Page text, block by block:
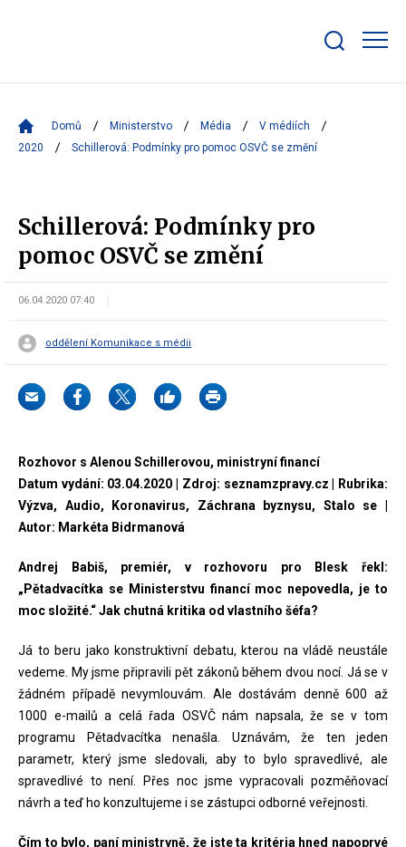
bar
Domů Ministerstvo Média
V médiích
2020
Schillerová: Podmínky pro pomoc OSVČ se změní
Schillerová: Podmínky pro
pomoc OSVČ se změní
06.04.2020 07:40
oddělení Komunikace s médii
Rozhovor s Alenou Schillerovou, ministryní financí
Datum vydání: 03.04.2020 | Zdroj: seznamzpravy.cz | Rubrika:
Výzva, Audio, Koronavirus, Záchrana byznysu, Stalo se |
Autor: Markéta Bidrmanová
Andrej Babiš, premiér, v rozhovoru pro Blesk řekl:
„Pětadvacítka se Ministerstvu financí moc nepovedla, je to
moc složité.“ Jak chutná kritika od vlastního šéfa?
Já to beru jako konstruktivní debatu, kterou na vládě neustále
vedeme. My jsme připravili pět zákonů během dvou nocí. Já se v
žádném případě nevymlouvám. Ale dostávám denně 600 až
1000 e-mailů a celá řada OSVČ nám napsala, že se v tom
programu Pětadvacítka nenašla. Uznávám, že ten jeden
parametr, který jsme sledovali, aby to bylo spravedlivé, ale
spravedlivé to není. Přes noc jsme vypracovali pozměňovací
návrh a teď ho konzultujeme i se zástupci odborné veřejnosti.
Čím to bylo, paní ministryně, že jste ta kritéria hned napoprvé